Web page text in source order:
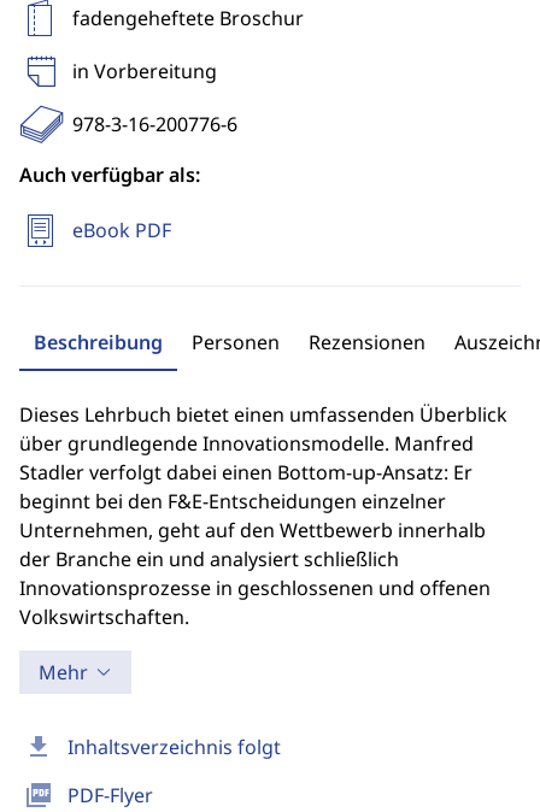
download Inhaltsverzeichnis folgt
picture_as_pdf PDF-Flyer
fadengeheftete Broschur
in Vorbereitung
978-3-16-200776-6
Auch verfügbar als:
eBook PDF
Beschreibung Personen Rezensionen
Dieses Lehrbuch bietet einen umfassenden Überblick
über grundlegende Innovationsmodelle. Manfred
Stadler verfolgt dabei einen Bottom-up-Ansatz: Er
beginnt bei den F&E-Entscheidungen einzelner
Unternehmen, geht auf den Wettbewerb innerhalb
der Branche ein und analysiert schließlich
Innovationsprozesse in geschlossenen und offenen
Volkswirtschaften.
Mehr